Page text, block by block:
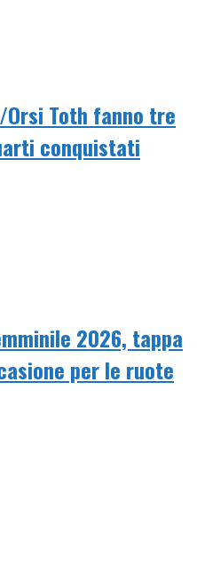
Toth fanno tre
conquistati
2026, tappa
per le ruote